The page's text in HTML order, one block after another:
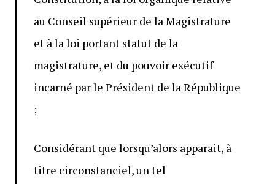
au Conseil supérieur de la Magistrature
et à la loi portant statut de la
magistrature, et du pouvoir exécutif
incarné par le Président de la République
;
Considérant que lorsqu’alors apparait, à
titre circonstanciel, un tel